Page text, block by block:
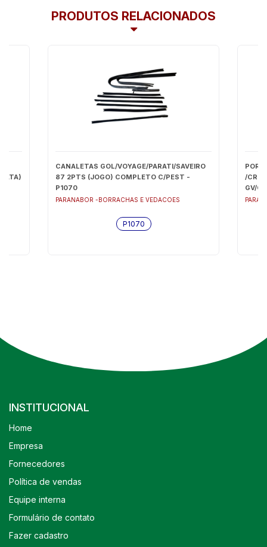
PRODUTOS RELACIONADOS
CANALETAS GOL/VOYAGE/PARATI/SAVEIRO
87 2PTS (JOGO) COMPLETO C/PEST -
P1070
PARANABOR -BORRACHAS E VEDACOES
P1070
/
GV/
MTS
INSTITUCIONAL
Home
Empresa
Fornecedores
Política de vendas
Equipe interna
Formulário de contato
Fazer cadastro